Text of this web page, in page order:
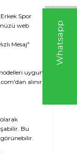
W
h
t
s
a
p
p
D
e
s
e
H
a
t
t
Spor
web
Mesaj"
uygun
alınır.
Bu
görünebilir.